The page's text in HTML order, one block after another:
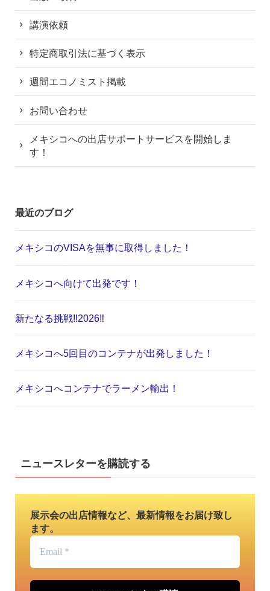
講演依頼
特定商取引法に基づく表示
週間エコノミスト掲載
お問い合わせ
メキシコへの出店サポートサービスを開始しま
す！
最近のブログ
メキシコのVISAを無事に取得しました！
メキシコへ向けて出発です！
新たなる挑戦‼️2026‼️
メキシコへ5回目のコンテナが出発しました！
メキシコへコンテナでラーメン輸出！
ニュースレターを購読する
展示会の出店情報など、最新情報をお届け致し
ます。
Email